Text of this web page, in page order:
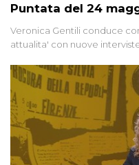
Puntata del 24
Veronica Gentili conduce
attualita' con nuove